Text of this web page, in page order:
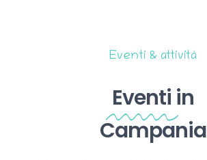
Eventi & attività
Eventi in
Campania